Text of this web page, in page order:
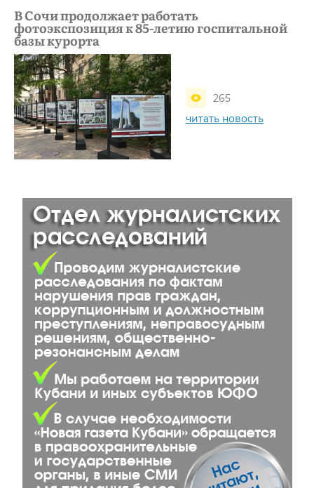
В Сочи продолжает работать
фотоэкспозиция к 85-летию госпитальной
базы курорта
265
читать новость